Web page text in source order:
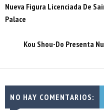
Nueva Figura Licenciada De
Palace
Kou Shou-Do Presenta
NO HAY COMENTARIOS: